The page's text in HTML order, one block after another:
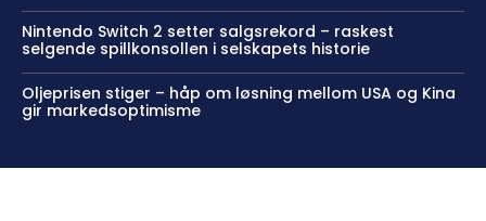
Nintendo Switch 2 setter salgsrekord – raskest
selgende spillkonsollen i selskapets historie
Oljeprisen stiger – håp om løsning mellom USA og Kina
gir markedsoptimisme